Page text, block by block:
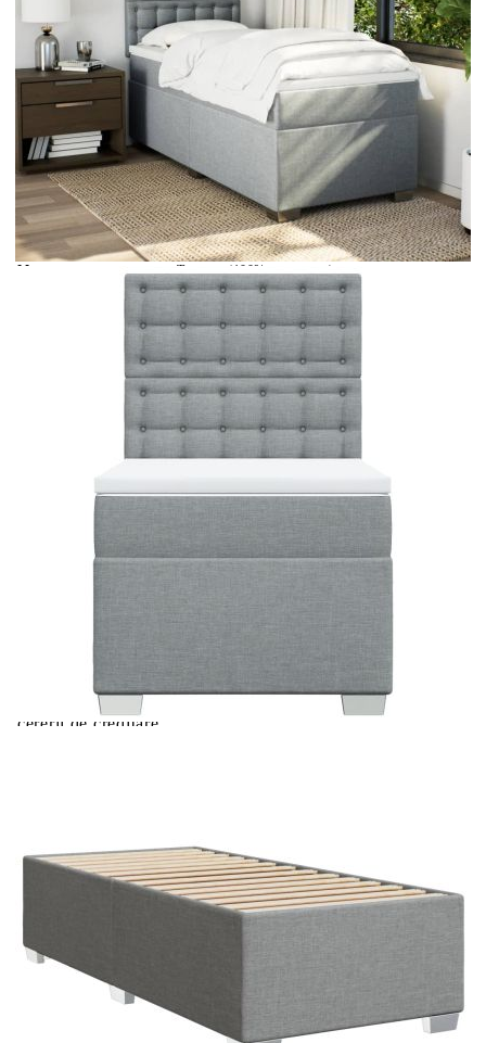
В наличност: 39 бр.
Време за доставка: 5 до 9 дни
Безплатна доставка до адрес при плащане по банков път
Цвят:
Бял
Материал:
Текстил (100% полиестер)
90 x 200 x 5 см (Ш x Д x В)
Материал на пълнежа:
Пяна
Материал за пълнеж:
Покет пружини, пяна
Средна
Купи на изплащане
Credit calculator
Боксспринг легло с матрак, светлосиво, 90x200 см,
Цена на продукта:
€373.00
Extraction of information from credit institutions
количката" и при поръчка ще можете да изберете броя
coșul de cumpărături unde veți putea selecta detaliile
cererii de creditare.
Предоставената таблица е с информационна цел.
Добавете продукта в количката си с бутона "Добави в
количката" и при поръчка ще можете да изберете броя
Предоставената таблица е с информационна цел.
Добавете продукта в количката си с бутона "Добави в
количката" и при поръчка ще можете да изберете броя